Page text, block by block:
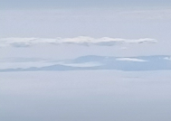
del latino nel
un affascinante
che riflettono la